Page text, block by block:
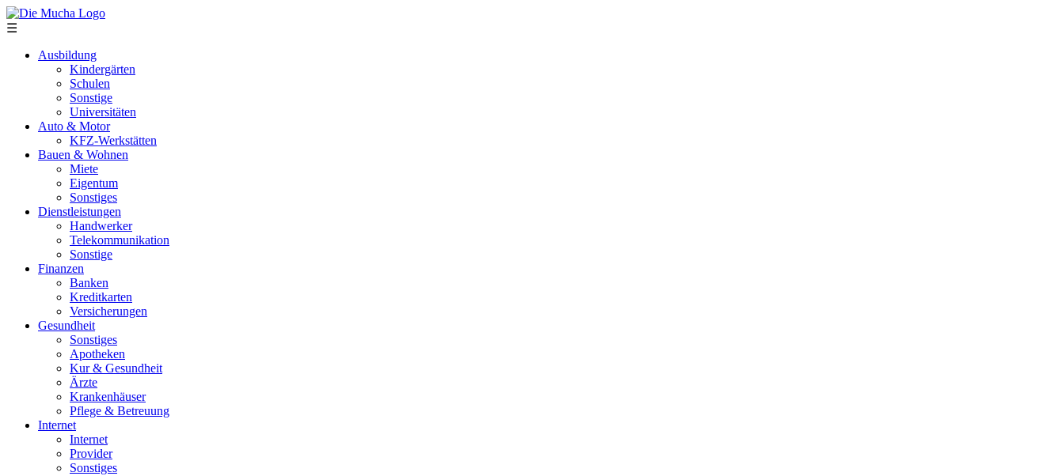
Direkt zum Inhalt
☰
Ausbildung
Kindergärten
Schulen
Sonstige
Universitäten
Auto & Motor
KFZ-Werkstätten
Bauen & Wohnen
Miete
Eigentum
Sonstiges
Dienstleistungen
Handwerker
Telekommunikation
Sonstige
Finanzen
Banken
Kreditkarten
Versicherungen
Gesundheit
Sonstiges
Apotheken
Kur & Gesundheit
Ärzte
Krankenhäuser
Pflege & Betreuung
Internet
Internet
Provider
Sonstiges